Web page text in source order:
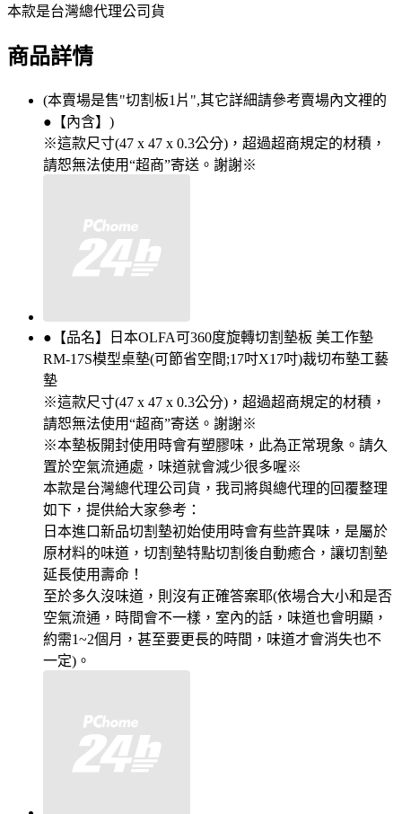
本款是台灣總代理公司貨
商品詳情
(本賣場是售"切割板1片",其它詳細請參考賣場內文裡的
●【內含】)
※這款尺寸(47 x 47 x 0.3公分)，超過超商規定的材積，
請恕無法使用“超商”寄送。謝謝※
●【品名】日本OLFA可360度旋轉切割墊板 美工作墊
RM-17S模型桌墊(可節省空間;17吋X17吋)裁切布墊工藝
墊
※這款尺寸(47 x 47 x 0.3公分)，超過超商規定的材積，
請恕無法使用“超商”寄送。謝謝※
※本墊板開封使用時會有塑膠味，此為正常現象。請久
置於空氣流通處，味道就會減少很多喔※
本款是台灣總代理公司貨，我司將與總代理的回覆整理
如下，提供給大家參考：
日本進口新品切割墊初始使用時會有些許異味，是屬於
原材料的味道，切割墊特點切割後自動癒合，讓切割墊
延長使用壽命！
至於多久沒味道，則沒有正確答案耶(依場合大小和是否
空氣流通，時間會不一樣，室內的話，味道也會明顯，
約需1~2個月，甚至要更長的時間，味道才會消失也不
一定)。